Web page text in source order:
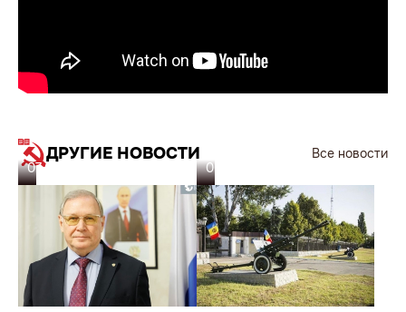
ДРУГИЕ НОВОСТИ
Все новости
07.08.26
06.08.26